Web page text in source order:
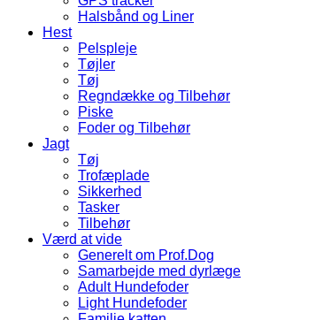
Halsbånd og Liner
Hest
Pelspleje
Tøjler
Tøj
Regndække og Tilbehør
Piske
Foder og Tilbehør
Jagt
Tøj
Trofæplade
Sikkerhed
Tasker
Tilbehør
Værd at vide
Generelt om Prof.Dog
Samarbejde med dyrlæge
Adult Hundefoder
Light Hundefoder